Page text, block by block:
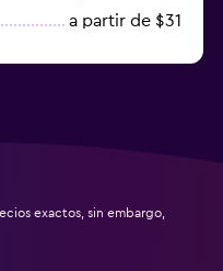
a partir de $31
exactos, sin embargo,